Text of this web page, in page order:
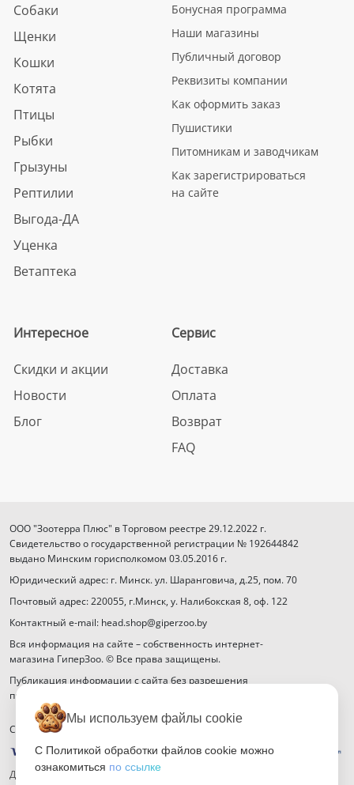
Собаки
Щенки
Кошки
Котята
Птицы
Рыбки
Грызуны
Рептилии
Выгода-ДА
Уценка
Ветаптека
Бонусная программа
Наши магазины
Публичный договор
Реквизиты компании
Как оформить заказ
Пушистики
Питомникам и заводчикам
Как зарегистрироваться
на сайте
Интересное
Скидки и акции
Новости
Блог
Сервис
Доставка
Оплата
Возврат
FAQ
ООО "Зоотерра Плюс" в Торговом реестре 29.12.2022 г.
Свидетельство о государственной регистрации № 192644842
выдано Минским горисполкомом 03.05.2016 г.
Юридический адрес: г. Минск. ул. Шаранговича, д.25, пом. 70
Почтовый адрес: 220055, г.Минск, у. Налибокская 8, оф. 122
Контактный e-mail: head.shop@giperzoo.by
Вся информация на сайте – собственность интернет-
магазина ГиперЗоо. © Все права защищены.
Публикация информации с сайта без разрешения
правообладателя запрещена.
Способы оплаты
Договор публичной оферты
Мы используем файлы cookie
С Политикой обработки файлов cookie можно
ознакомиться по ссылке